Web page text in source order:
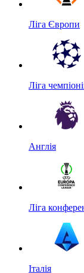
Ліга Європи
Ліга
Англія
Ліга
Італія